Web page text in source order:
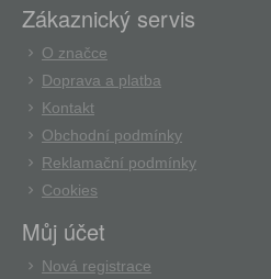
Zákaznický servis
O značce
Doprava a platba
Kontakt
Obchodní podmínky
Reklamační podmínky
Cookies
Můj účet
Nová registrace